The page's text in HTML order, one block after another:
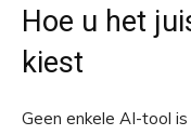
Hoe u het
kiest
Geen enkele AI-tool